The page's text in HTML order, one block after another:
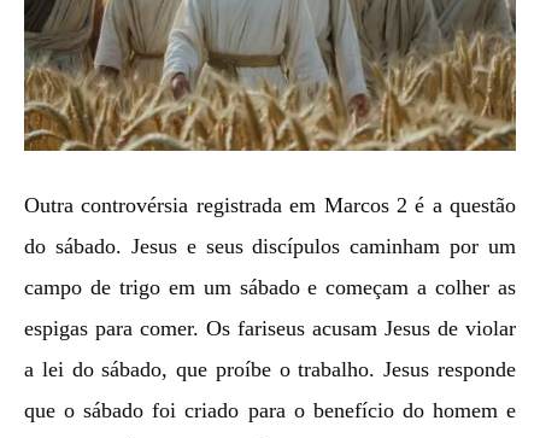
Outra controvérsia registrada em Marcos 2 é a questão
do sábado. Jesus e seus discípulos caminham por um
campo de trigo em um sábado e começam a colher as
espigas para comer. Os fariseus acusam Jesus de violar
a lei do sábado, que proíbe o trabalho. Jesus responde
que o sábado foi criado para o benefício do homem e